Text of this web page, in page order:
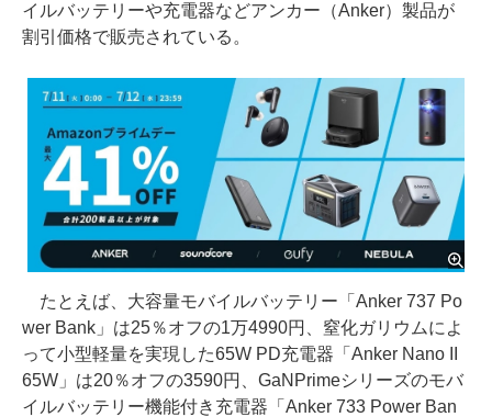
イルバッテリーや充電器などアンカー（Anker）製品が
割引価格で販売されている。
たとえば、大容量モバイルバッテリー「Anker 737 Po
wer Bank」は25％オフの1万4990円、窒化ガリウムによ
って小型軽量を実現した65W PD充電器「Anker Nano II
65W」は20％オフの3590円、GaNPrimeシリーズのモバ
イルバッテリー機能付き充電器「Anker 733 Power Ban